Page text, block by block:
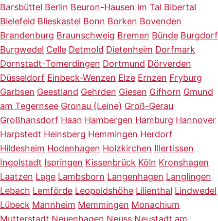
Barsbüttel Berlin Beuron-Hausen im Tal Bibertal
Bielefeld Blieskastel Bonn Borken Bovenden
Brandenburg Braunschweig Bremen Bünde Burgdorf
Burgwedel Celle Detmold Dietenheim Dorfmark
Dornstadt-Tomerdingen Dortmund Dörverden
Düsseldorf Einbeck-Wenzen Elze Ernzen Fryburg
Garbsen Geestland Gehrden Giesen Gifhorn Gmund
am Tegernsee Gronau (Leine) Groß-Gerau
Großhansdorf Haan Hambergen Hamburg Hannover
Harpstedt Heinsberg Hemmingen Herdorf
Hildesheim Hodenhagen Holzkirchen Illertissen
Ingolstadt Ispringen Kissenbrück Köln Kronshagen
Laatzen Lage Lambsborn Langenhagen Langlingen
Lebach Lemförde Leopoldshöhe Lilienthal Lindwedel
Lübeck Mannheim Memmingen Monachium
Mutterstadt Neuenhagen Neuss Neustadt am